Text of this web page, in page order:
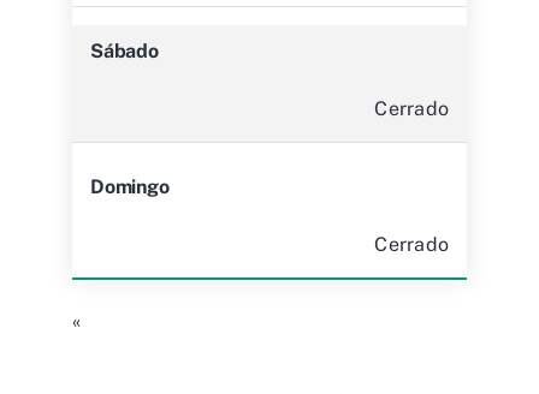
Sábado
Cerrado
Domingo
Cerrado
«